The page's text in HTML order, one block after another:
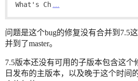
What's Ch …
问题是这个bug的修复没有合并到7.5
并到了master。
7.5版本还没有可用的子版本包含这个
日发布的主版本，以及晚于这个时间